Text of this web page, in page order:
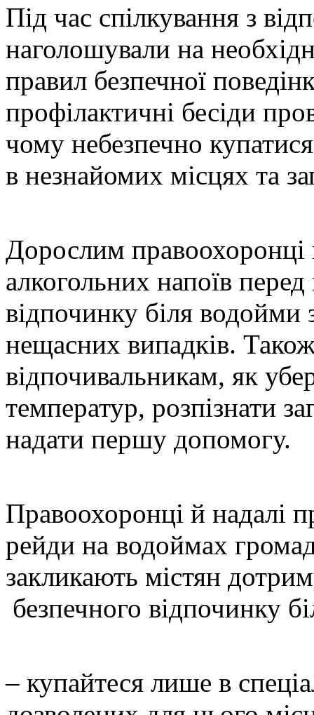
Під час спілкування з
наголошували на
правил безпечної
профілактичні бесіди
чому небезпечно
в незнайомих місцях та
Дорослим
алкогольних напоїв
відпочинку біля водойми
нещасних випадків.
відпочивальникам, як
температур, розпізнати
надати першу допомогу.
Правоохоронці й надалі
рейди на водоймах
закликають містян
безпечного відпочинку
– купайтеся лише в